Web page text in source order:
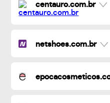
centauro.com.br
netshoes.com.br